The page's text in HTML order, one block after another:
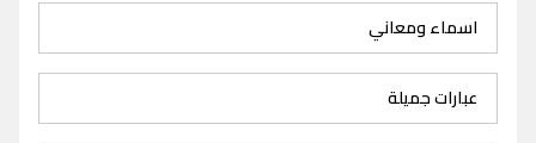
اسماء ومعاني
عبارات جميلة